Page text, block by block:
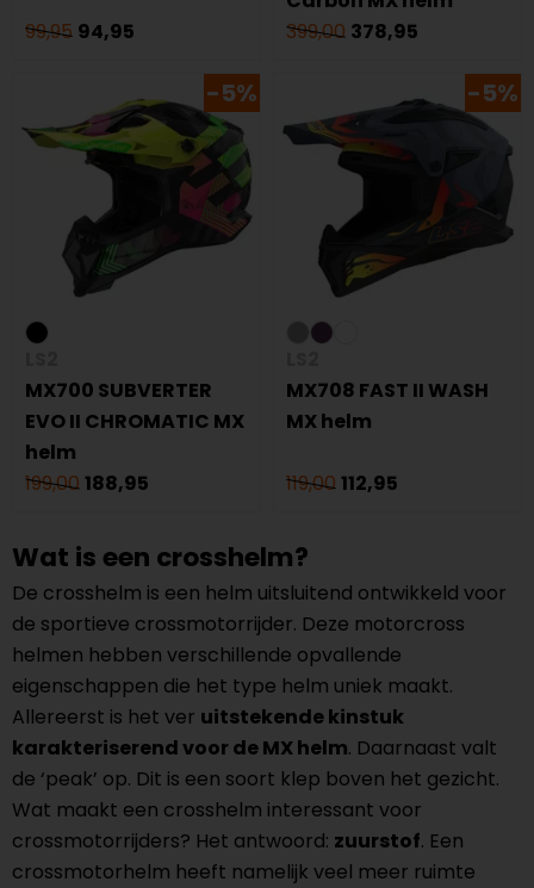
99,95 94,95
399,00 378,95
-5%
MX700 SUBVERTER
EVO II CHROMATIC MX
helm
199,00 188,95
-5%
MX708 FAST II WASH
MX helm
119,00112,95
Wat is een crosshelm?
De crosshelm is een helm uitsluitend ontwikkeld voor
de sportieve crossmotorrijder. Deze motorcross
helmen hebben verschillende opvallende
eigenschappen die het type helm uniek maakt.
Allereerst is het ver uitstekende kinstuk
karakteriserend voor de MX helm. Daarnaast valt
de ‘peak’ op. Dit is een soort klep boven het gezicht.
Wat maakt een crosshelm interessant voor
crossmotorrijders? Het antwoord: zuurstof. Een
crossmotorhelm heeft namelijk veel meer ruimte